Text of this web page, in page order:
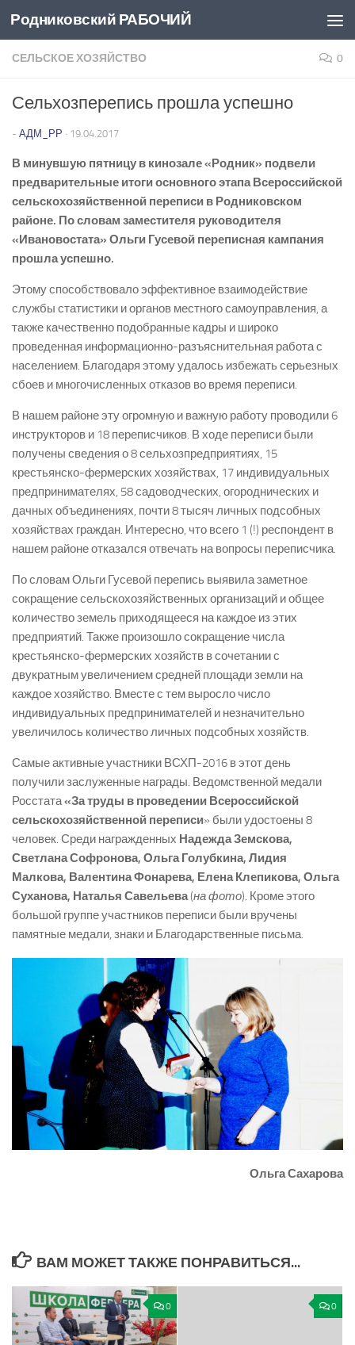
Перейти к содержимому
Родниковский РАБОЧИЙ
СЕЛЬСКОЕ ХОЗЯЙСТВО 0
Сельхозперепись прошла успешно
- АДМ_РР · 19.04.2017
В минувшую пятницу в кинозале «Родник» подвели
предварительные итоги основного этапа Всероссийской
сельскохозяйственной переписи в Родниковском
районе. По словам заместителя руководителя
«Ивановостата» Ольги Гусевой переписная кампания
прошла успешно.
Этому способствовало эффективное взаимодействие
службы статистики и органов местного самоуправления, а
также качественно подобранные кадры и широко
проведенная информационно-разъяснительная работа с
населением. Благодаря этому удалось избежать серьезных
сбоев и многочисленных отказов во время переписи.
В нашем районе эту огромную и важную работу проводили 6
инструкторов и 18 переписчиков. В ходе переписи были
получены сведения о 8 сельхозпредприятиях, 15
крестьянско-фермерских хозяйствах, 17 индивидуальных
предпринимателях, 58 садоводческих, огороднических и
дачных объединениях, почти 8 тысяч личных подсобных
хозяйствах граждан. Интересно, что всего 1 (!) респондент в
нашем районе отказался отвечать на вопросы переписчика.
По словам Ольги Гусевой перепись выявила заметное
сокращение сельскохозяйственных организаций и общее
количество земель приходящееся на каждое из этих
предприятий. Также произошло сокращение числа
крестьянско-фермерских хозяйств в сочетании с
двукратным увеличением средней площади земли на
каждое хозяйство. Вместе с тем выросло число
индивидуальных предпринимателей и незначительно
увеличилось количество личных подсобных хозяйств.
Самые активные участники ВСХП-2016 в этот день
получили заслуженные награды. Ведомственной медали
Росстата«За труды в проведении Всероссийской
сельскохозяйственной переписи» были удостоены 8
человек. Среди награжденных Надежда Земскова,
Светлана Софронова, Ольга Голубкина, Лидия
Малкова, Валентина Фонарева, Елена Клепикова, Ольга
Суханова, Наталья Савельева(на фото). Кроме этого
большой группе участников переписи были вручены
памятные медали, знаки и Благодарственные письма.
Ольга Сахарова
ВАМ МОЖЕТ ТАКЖЕ ПОНРАВИТЬСЯ...
0 0